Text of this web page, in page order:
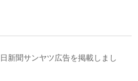
新聞サンヤツ広告を掲載しまし